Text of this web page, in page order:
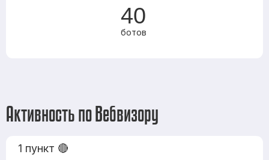
40
ботов
Активность по Вебвизору
1 пункт 🔴